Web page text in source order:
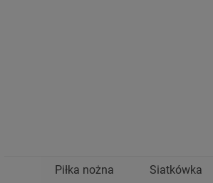
Piłka nożna Siatkówka